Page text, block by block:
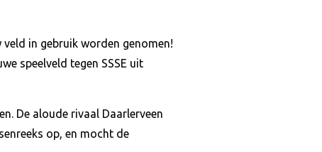
veld in gebruik worden genomen!
speelveld tegen SSSE uit
De aloude rivaal Daarlerveen
op, en mocht de